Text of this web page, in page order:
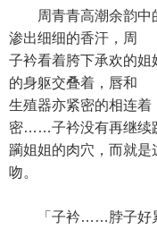
周青青高潮余韵中
渗出细细的香汗，周
子衿看着胯下承欢的姐
的身躯交叠着，唇和
生殖器亦紧密的相连
密……子衿没有再继续
躏姐姐的肉穴，而就
吻。
「子衿……脖子好累